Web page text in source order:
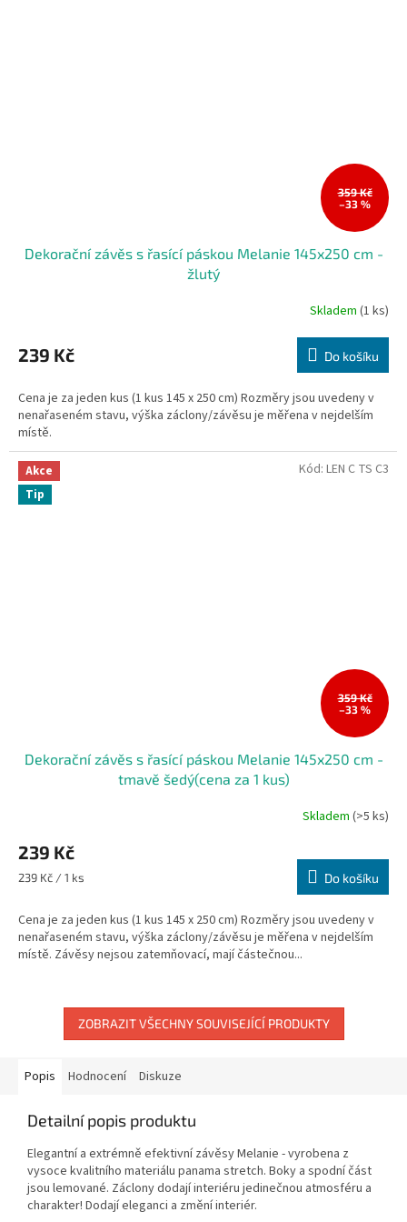
359 Kč
–33 %
Dekorační závěs s řasící páskou Melanie 145x250 cm -
žlutý
Skladem (1 ks)
239 Kč Do košíku
Cena je za jeden kus (1 kus 145 x 250 cm) Rozměry jsou uvedeny v
nenařaseném stavu, výška záclony/závěsu je měřena v nejdelším
místě.
Akce
Tip
359 Kč
–33 %
Dekorační závěs s řasící páskou Melanie 145x250 cm -
tmavě šedý(cena za 1 kus)
Skladem (>5 ks)
239 Kč
Měrná
239 Kč / 1 ks Do košíku
Cena je za jeden kus (1 kus 145 x 250 cm) Rozměry jsou uvedeny v
nenařaseném stavu, výška záclony/závěsu je měřena v nejdelším
místě. Závěsy nejsou zatemňovací, mají částečnou...
Kód: LEN C TS C3
ZOBRAZIT VŠECHNY SOUVISEJÍCÍ PRODUKTY
Popis Hodnocení Diskuze
Detailní popis produktu
Elegantní a extrémně efektivní závěsy Melanie - vyrobena z
vysoce kvalitního materiálu panama stretch. Boky a spodní část
jsou lemované. Záclony dodají interiéru jedinečnou atmosféru a
charakter! Dodají eleganci a změní interiér.